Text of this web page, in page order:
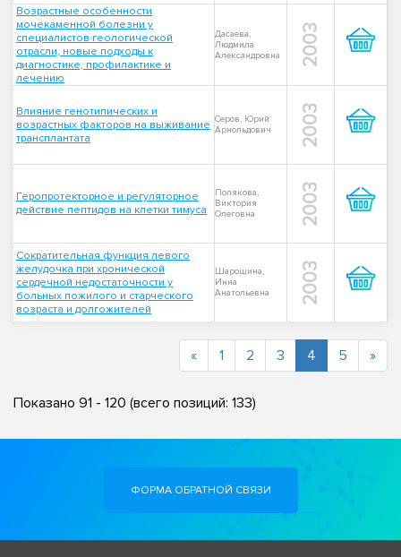
Возрастные особенности
мочекаменной болезни у
специалистов геологической
отрасли, новые подходы к
диагностике, профилактике и
лечению
Дасаева,
Людмила
Александровна
2003
Влияние генотипических и
возрастных факторов на выживание
трансплантата
Серов, Юрий
Арнольдович
2003
Геропротекторное и регуляторное
действие пептидов на клетки тимуса
Полякова,
Виктория
Олеговна
2003
Сократительная функция левого
желудочка при хронической
сердечной недостаточности у
больных пожилого и старческого
возраста и долгожителей
Шарошина,
Инна
Анатольевна
2003
« 1 2 3 4 (current)
5 »
Показано 91 - 120 (всего позиций: 133)
ФОРМА ОБРАТНОЙ СВЯЗИ